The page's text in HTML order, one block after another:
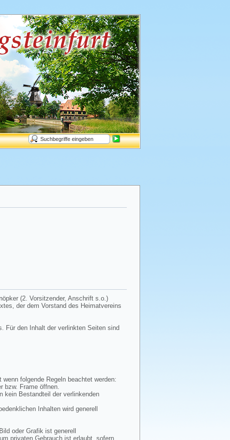
(2. Vorsitzender, Anschrift s.o.)
der dem Vorstand des Heimatvereins
Für den Inhalt der verlinkten Seiten sind
folgende Regeln beachtet werden:
bzw. Frame öffnen.
kein Bestandteil der verlinkenden
Inhalten wird generell
oder Grafik ist generell
privaten Gebrauch ist erlaubt, sofern